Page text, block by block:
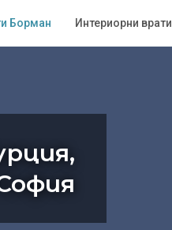
Борман Интериорни врати